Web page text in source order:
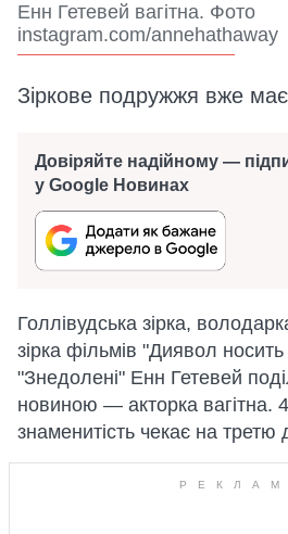
Енн Гетевей вагітна. Фото
instagram.com/annehathaway
Зіркове подружжя вже
Довіряйте надійному —
у Google Новинах
Голлівудська зірка,
зірка фільмів "Диявол носить
"Знедолені" Енн Гетевей
новиною — акторка вагітна.
знаменитість чекає на третю